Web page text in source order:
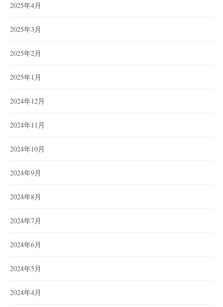
2025年4月
2025年3月
2025年2月
2025年1月
2024年12月
2024年11月
2024年10月
2024年9月
2024年8月
2024年7月
2024年6月
2024年5月
2024年4月